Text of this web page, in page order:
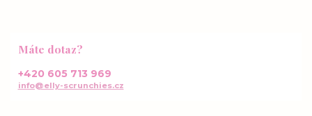
Máte dotaz?
+420 605 713 969
info@elly-scrunchies.cz